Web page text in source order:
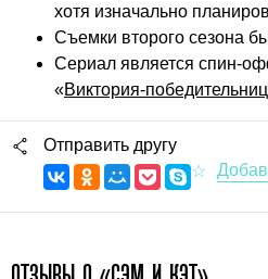
хотя изначально
Съемки второго сезона
Сериал является спин-
«Виктория-
Отправить другу